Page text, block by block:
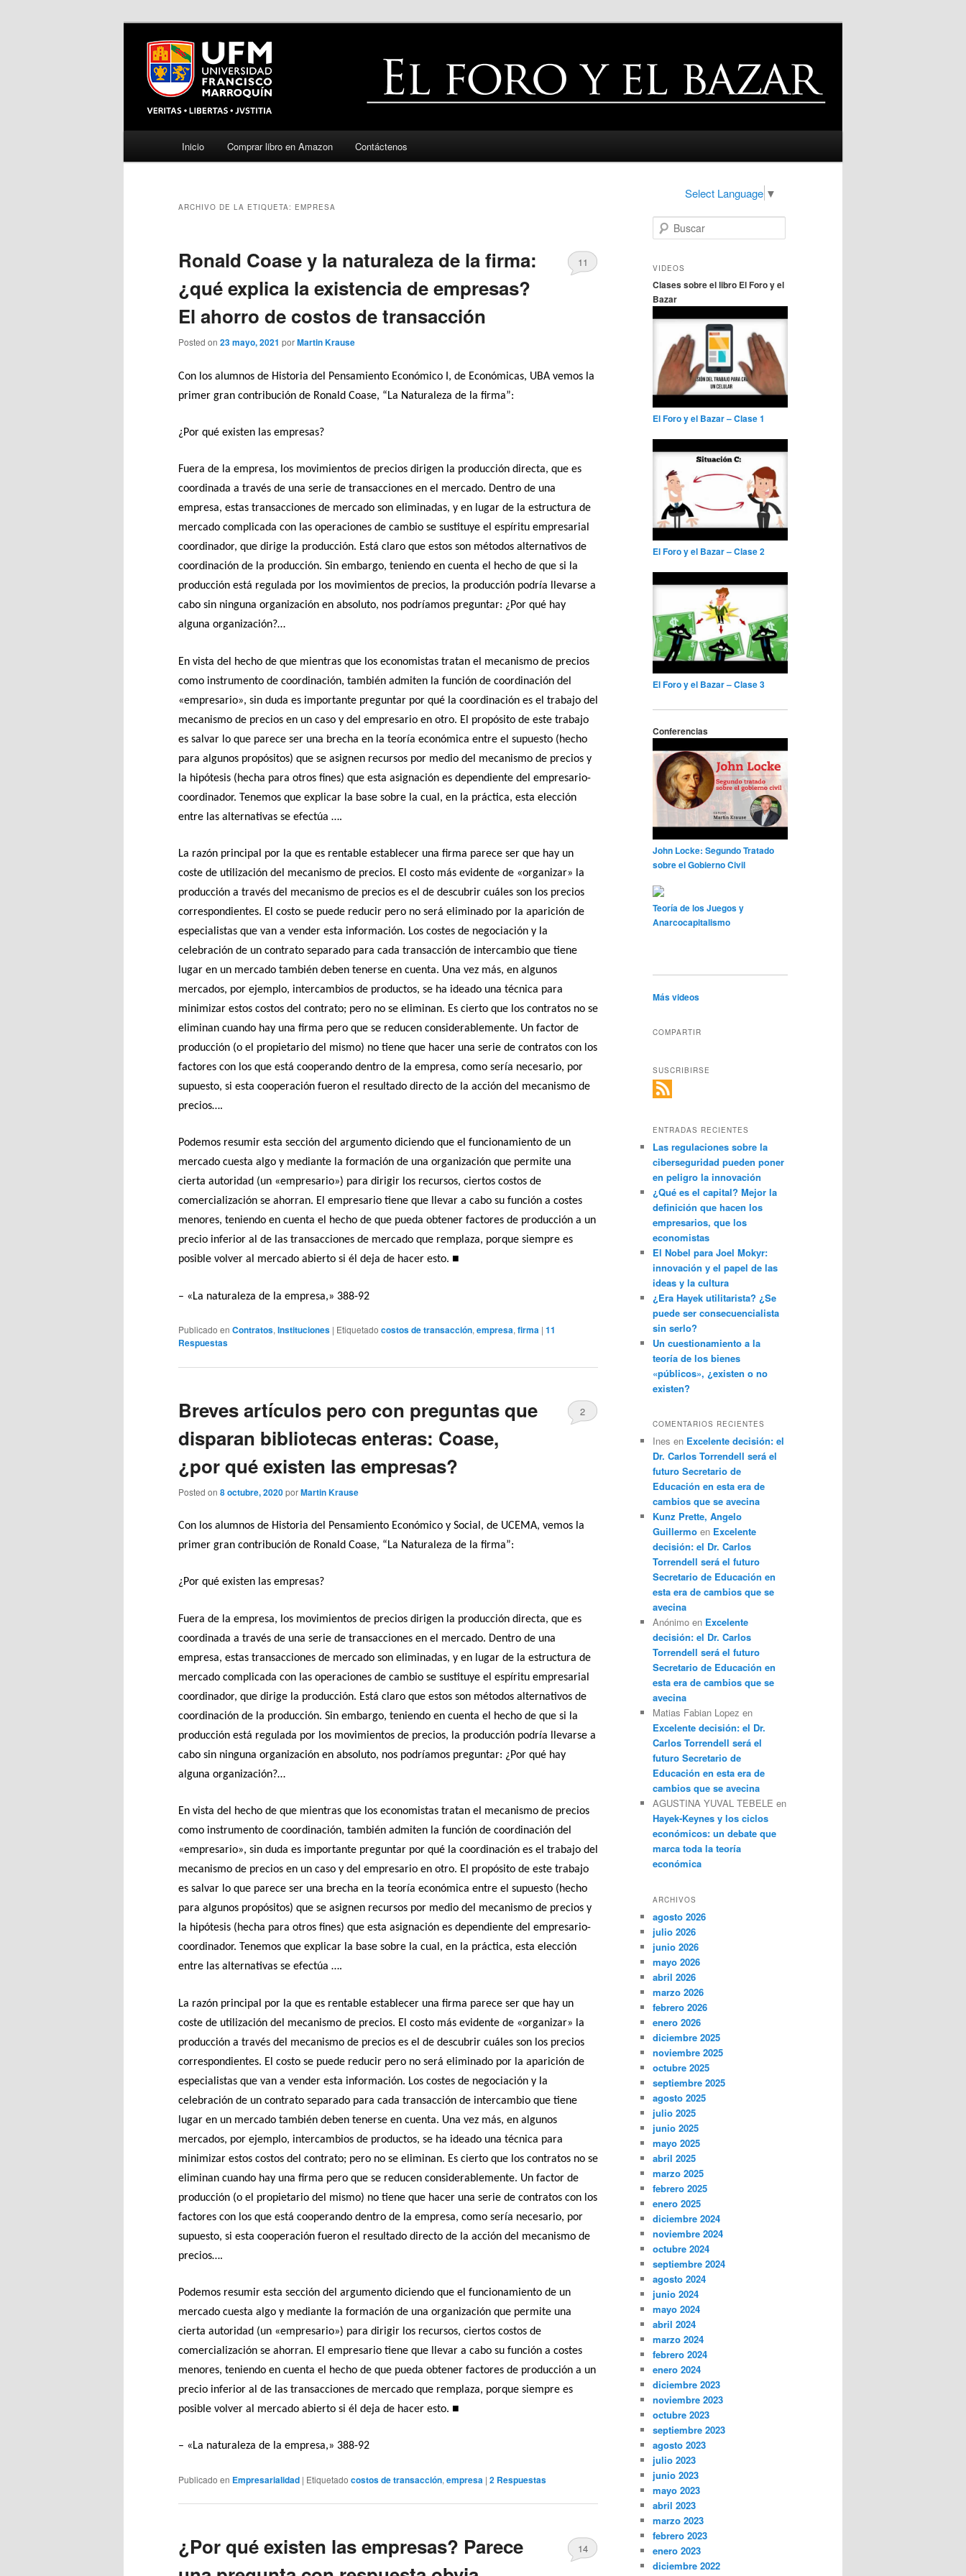
Ir
principal
Ir
secundario
Inicio Comprar libro en Amazon Contáctenos
Select Language ▼
ARCHIVO DE LA ETIQUETA: EMPRESA
Ronald Coase y la naturaleza de la firma:
¿qué explica la existencia de empresas?
El ahorro de costos de transacción
Posted on 23 mayo, 2021 porMartin Krause
11
Con los alumnos de Historia del Pensamiento Económico I, de Económicas, UBA vemos la
primer gran contribución de Ronald Coase, “La Naturaleza de la firma”:
¿Por qué existen las empresas?
Fuera de la empresa, los movimientos de precios dirigen la producción directa, que es
coordinada a través de una serie de transacciones en el mercado. Dentro de una
empresa, estas transacciones de mercado son eliminadas, y en lugar de la estructura de
mercado complicada con las operaciones de cambio se sustituye el espíritu empresarial
coordinador, que dirige la producción. Está claro que estos son métodos alternativos de
coordinación de la producción. Sin embargo, teniendo en cuenta el hecho de que si la
producción está regulada por los movimientos de precios, la producción podría llevarse a
cabo sin ninguna organización en absoluto, nos podríamos preguntar: ¿Por qué hay
alguna organización?…
En vista del hecho de que mientras que los economistas tratan el mecanismo de precios
como instrumento de coordinación, también admiten la función de coordinación del
«empresario», sin duda es importante preguntar por qué la coordinación es el trabajo del
mecanismo de precios en un caso y del empresario en otro. El propósito de este trabajo
es salvar lo que parece ser una brecha en la teoría económica entre el supuesto (hecho
para algunos propósitos) que se asignen recursos por medio del mecanismo de precios y
la hipótesis (hecha para otros fines) que esta asignación es dependiente del empresario-
coordinador. Tenemos que explicar la base sobre la cual, en la práctica, esta elección
entre las alternativas se efectúa ….
La razón principal por la que es rentable establecer una firma parece ser que hay un
coste de utilización del mecanismo de precios. El costo más evidente de «organizar» la
producción a través del mecanismo de precios es el de descubrir cuáles son los precios
correspondientes. El costo se puede reducir pero no será eliminado por la aparición de
especialistas que van a vender esta información. Los costes de negociación y la
celebración de un contrato separado para cada transacción de intercambio que tiene
lugar en un mercado también deben tenerse en cuenta. Una vez más, en algunos
mercados, por ejemplo, intercambios de productos, se ha ideado una técnica para
minimizar estos costos del contrato; pero no se eliminan. Es cierto que los contratos no se
eliminan cuando hay una firma pero que se reducen considerablemente. Un factor de
producción (o el propietario del mismo) no tiene que hacer una serie de contratos con los
factores con los que está cooperando dentro de la empresa, como sería necesario, por
supuesto, si esta cooperación fueron el resultado directo de la acción del mecanismo de
precios….
Podemos resumir esta sección del argumento diciendo que el funcionamiento de un
mercado cuesta algo y mediante la formación de una organización que permite una
cierta autoridad (un «empresario») para dirigir los recursos, ciertos costos de
comercialización se ahorran. El empresario tiene que llevar a cabo su función a costes
menores, teniendo en cuenta el hecho de que pueda obtener factores de producción a un
precio inferior al de las transacciones de mercado que remplaza, porque siempre es
posible volver al mercado abierto si él deja de hacer esto. ■
– «La naturaleza de la empresa,» 388-92
Publicado en Contratos, Instituciones | Etiquetado costos de transacción, empresa, firma | 11
Respuestas
Breves artículos pero con preguntas que
disparan bibliotecas enteras: Coase,
¿por qué existen las empresas?
Posted on 8 octubre, 2020porMartin Krause
2
Con los alumnos de Historia del Pensamiento Económico y Social, de UCEMA, vemos la
primer gran contribución de Ronald Coase, “La Naturaleza de la firma”:
¿Por qué existen las empresas?
Fuera de la empresa, los movimientos de precios dirigen la producción directa, que es
coordinada a través de una serie de transacciones en el mercado. Dentro de una
empresa, estas transacciones de mercado son eliminadas, y en lugar de la estructura de
mercado complicada con las operaciones de cambio se sustituye el espíritu empresarial
coordinador, que dirige la producción. Está claro que estos son métodos alternativos de
coordinación de la producción. Sin embargo, teniendo en cuenta el hecho de que si la
producción está regulada por los movimientos de precios, la producción podría llevarse a
cabo sin ninguna organización en absoluto, nos podríamos preguntar: ¿Por qué hay
alguna organización?…
En vista del hecho de que mientras que los economistas tratan el mecanismo de precios
como instrumento de coordinación, también admiten la función de coordinación del
«empresario», sin duda es importante preguntar por qué la coordinación es el trabajo del
mecanismo de precios en un caso y del empresario en otro. El propósito de este trabajo
es salvar lo que parece ser una brecha en la teoría económica entre el supuesto (hecho
para algunos propósitos) que se asignen recursos por medio del mecanismo de precios y
la hipótesis (hecha para otros fines) que esta asignación es dependiente del empresario-
coordinador. Tenemos que explicar la base sobre la cual, en la práctica, esta elección
entre las alternativas se efectúa ….
La razón principal por la que es rentable establecer una firma parece ser que hay un
coste de utilización del mecanismo de precios. El costo más evidente de «organizar» la
producción a través del mecanismo de precios es el de descubrir cuáles son los precios
correspondientes. El costo se puede reducir pero no será eliminado por la aparición de
especialistas que van a vender esta información. Los costes de negociación y la
celebración de un contrato separado para cada transacción de intercambio que tiene
lugar en un mercado también deben tenerse en cuenta. Una vez más, en algunos
mercados, por ejemplo, intercambios de productos, se ha ideado una técnica para
minimizar estos costos del contrato; pero no se eliminan. Es cierto que los contratos no se
eliminan cuando hay una firma pero que se reducen considerablemente. Un factor de
producción (o el propietario del mismo) no tiene que hacer una serie de contratos con los
factores con los que está cooperando dentro de la empresa, como sería necesario, por
supuesto, si esta cooperación fueron el resultado directo de la acción del mecanismo de
precios….
Podemos resumir esta sección del argumento diciendo que el funcionamiento de un
mercado cuesta algo y mediante la formación de una organización que permite una
cierta autoridad (un «empresario») para dirigir los recursos, ciertos costos de
comercialización se ahorran. El empresario tiene que llevar a cabo su función a costes
menores, teniendo en cuenta el hecho de que pueda obtener factores de producción a un
precio inferior al de las transacciones de mercado que remplaza, porque siempre es
posible volver al mercado abierto si él deja de hacer esto. ■
– «La naturaleza de la empresa,» 388-92
Publicado en Empresarialidad | Etiquetado costos de transacción, empresa | 2 Respuestas
¿Por qué existen las empresas? Parece
14
u
c
r
VIDEOS
Clases sobre el libro El Foro y el
Bazar
El Foro y el Bazar – Clase 1
El Foro y el Bazar – Clase 2
El Foro y el Bazar – Clase 3
Conferencias
John Locke: Segundo Tratado
sobre el Gobierno Civil
Teoría de los Juegos y
Anarcocapitalismo
Más videos
COMPARTIR
SUSCRIBIRSE
ENTRADAS RECIENTES
Las regulaciones sobre la
ciberseguridad pueden poner
en peligro la innovación
¿Qué es el capital? Mejor la
definición que hacen los
empresarios, que los
economistas
El Nobel para Joel Mokyr:
innovación y el papel de las
ideas y la cultura
¿Era Hayek utilitarista? ¿Se
puede ser consecuencialista
sin serlo?
Un cuestionamiento a la
teoría de los bienes
«públicos», ¿existen o no
existen?
COMENTARIOS RECIENTES
Ines en Excelente decisión: el
Dr. Carlos Torrendell será el
futuro Secretario de
Educación en esta era de
cambios que se avecina
Kunz Prette, Angelo
Guillermo en Excelente
decisión: el Dr. Carlos
Torrendell será el futuro
Secretario de Educación en
esta era de cambios que se
avecina
Anónimo en Excelente
decisión: el Dr. Carlos
Torrendell será el futuro
Secretario de Educación en
esta era de cambios que se
avecina
Matias Fabian Lopez en
Excelente decisión: el Dr.
Carlos Torrendell será el
futuro Secretario de
Educación en esta era de
cambios que se avecina
AGUSTINA YUVAL TEBELE en
Hayek-Keynes y los ciclos
económicos: un debate que
marca toda la teoría
económica
ARCHIVOS
agosto 2026
julio 2026
junio 2026
mayo 2026
abril 2026
marzo 2026
febrero 2026
enero 2026
diciembre 2025
noviembre 2025
octubre 2025
septiembre 2025
agosto 2025
julio 2025
junio 2025
mayo 2025
abril 2025
marzo 2025
febrero 2025
enero 2025
diciembre 2024
noviembre 2024
octubre 2024
septiembre 2024
agosto 2024
junio 2024
mayo 2024
abril 2024
marzo 2024
febrero 2024
enero 2024
diciembre 2023
noviembre 2023
octubre 2023
septiembre 2023
agosto 2023
julio 2023
junio 2023
mayo 2023
abril 2023
marzo 2023
febrero 2023
enero 2023
diciembre 2022